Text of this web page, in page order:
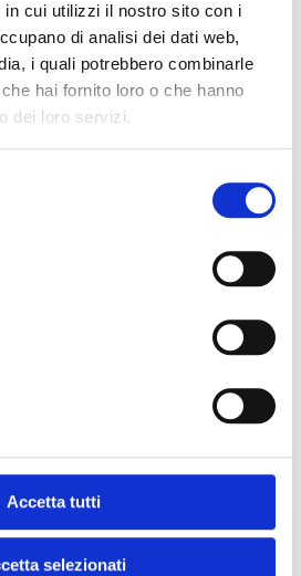
in cui utilizzi il nostro sito con i
di analisi dei dati web,
i quali potrebbero combinarle
hai fornito loro o che hanno
dei loro servizi.
Accetta tutti
selezionati
di dati personali ai sensi del
dei miei dati personali secondo
nella paginaPrivacy Policy
dei miei dati personali per l'invio
di aver letto e compreso
convalida e dovrebbe essere lasciato